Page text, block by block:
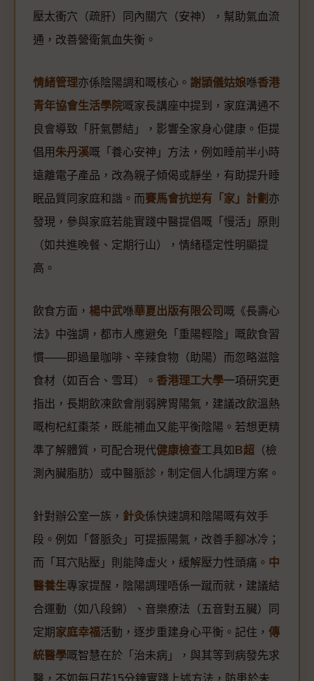
壓太衝穴（疏肝）同內關穴（安神），幫助氣血流
通，改善營衛氣血失衡。
情緒管理亦係陰陽調和嘅核心。 謝頴儀姑娘喺香港
青年協會生活學院嘅家長講座中提到，家庭溝通不
良會導致「肝氣鬱結」，影響全家身心健康。佢提
倡用 朱丹溪嘅「養心安神」方法，例如睡前半小時
遠離電子產品，改為親子傾偈或靜坐，有助提升睡
眠品質同家庭和諧。而賽馬會抗逆有「家」計劃 亦
發現，參與家庭若能實踐中醫提倡嘅「慢活」原則
（如共進晚餐、定期行山），情緒穩定性明顯提
高。
飲食方面， 楊中武喺華夏出版有限公司 嘅《長壽心
法》中強調，都市人應避免「重陽輕陰」嘅飲食習
慣——即過量咖啡、辛辣食物（助陽）而忽略滋陰
食材（如百合、雪耳）。 香港理工大學一項研究更
指出，長期飲凍飲會削弱脾胃陽氣，建議改飲溫熱
嘅枸杞紅棗茶，既能補血又能平衡陰陽。若想更精
準了解體質，可配合現代健康檢查工具如 B超 （檢
測內臟脂肪）或中醫脈診，制定個人化調理方案。
針對辦公室一族， 針灸係快速調和陰陽嘅有效手
段。例如「督脈灸」可提振陽氣，改善手腳冰冷；
而「耳穴貼壓」則能降虛火，緩解壓力性頭痛。 中
醫養生專家提醒，陰陽調理唔係一蹴而就，建議結
合運動（如八段錦）、音樂療法（五音對五臟）同
定期家庭幸福活動，逐步重建身心平衡。記住， 傳
統醫學嘅智慧在於「治未病」，與其等到病發先求
醫，不如每日花15分鐘實踐上述方法，防患於未